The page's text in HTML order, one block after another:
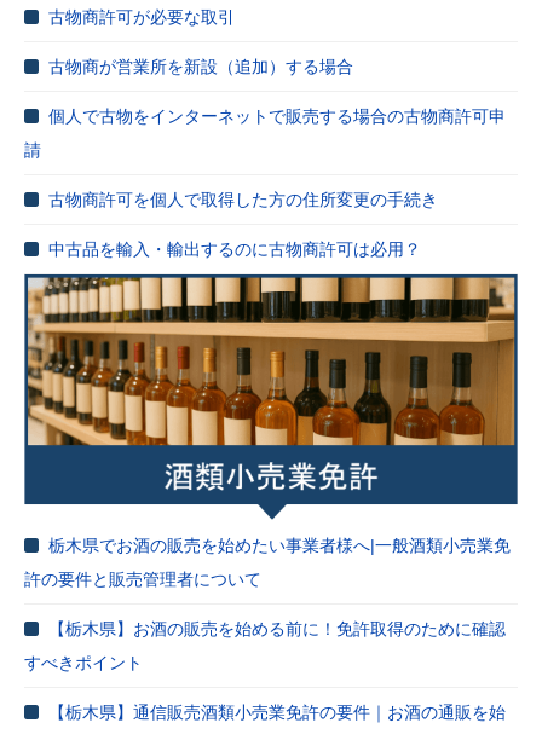
古物商許可が必要な取引
古物商が営業所を新設（追加）する場合
個人で古物をインターネットで販売する場合の古物商許可申
請
古物商許可を個人で取得した方の住所変更の手続き
中古品を輸入・輸出するのに古物商許可は必用？
栃木県でお酒の販売を始めたい事業者様へ|一般酒類小売業免
許の要件と販売管理者について
【栃木県】お酒の販売を始める前に！免許取得のために確認
すべきポイント
【栃木県】通信販売酒類小売業免許の要件｜お酒の通販を始